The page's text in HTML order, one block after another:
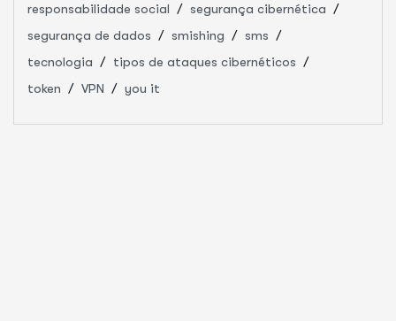
responsabilidade social
segurança cibernética
segurança de dados
smishing
sms
tecnologia
tipos de ataques cibernéticos
token
VPN you it